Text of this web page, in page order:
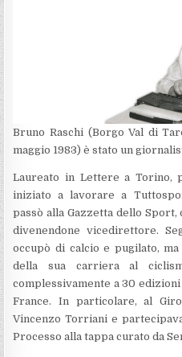
Bruno Raschi (Borgo Val di
maggio 1983) è stato un
Laureato in Lettere a Torino,
iniziato a lavorare a
passò alla Gazzetta dello
divenendone vicedirettore.
occupò di calcio e pugilato,
della sua carriera al
complessivamente a 30 edizioni
France. In particolare, al
Vincenzo Torriani e
Processo alla tappa curato da